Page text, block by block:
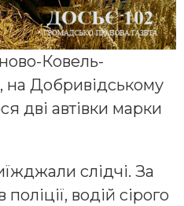
Ковель-
на Добривідському
дві автівки марки
слідчі. За
водій сірого